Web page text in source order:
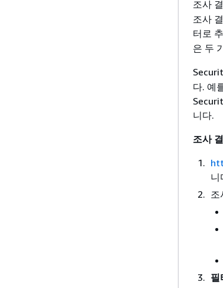
조사
조사
터로
은 두
다. 예
니다.
조사
니
조
필